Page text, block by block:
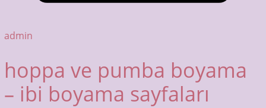
admin
hoppa ve pumba boyama
– ibi boyama sayfaları